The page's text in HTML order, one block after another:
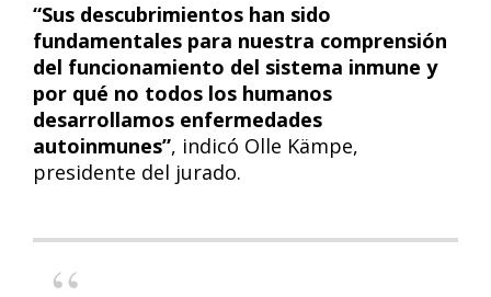
“Sus descubrimientos han sido
fundamentales para nuestra comprensión
del funcionamiento del sistema inmune y
por qué no todos los humanos
desarrollamos enfermedades
autoinmunes”, indicó Olle Kämpe,
presidente del jurado.